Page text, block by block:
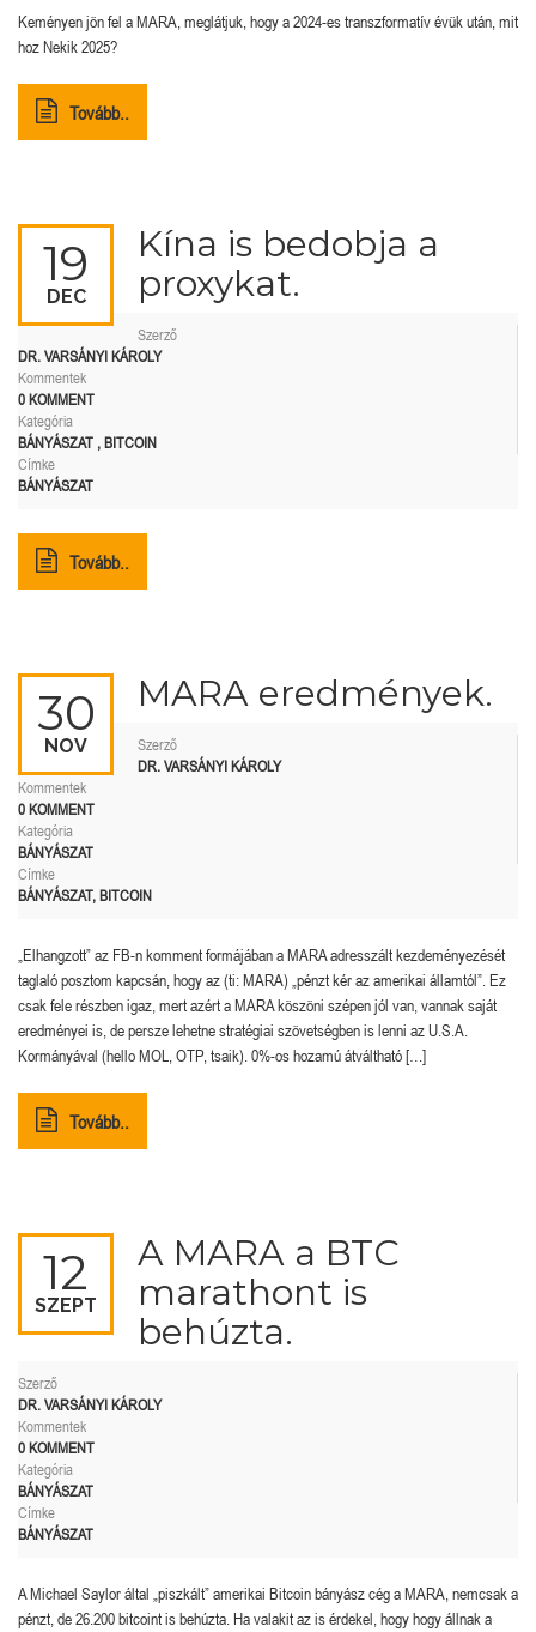
Keményen jön fel a MARA, meglátjuk, hogy a 2024-es transzformatív évük után, mit
hoz Nekik 2025?
Tovább..
19
DEC
Kína is bedobja a
proxykat.
Szerző
DR. VARSÁNYI KÁROLY
Kommentek
0 KOMMENT
Kategória
BÁNYÁSZAT , BITCOIN
Címke
BÁNYÁSZAT
Tovább..
30
NOV
MARA eredmények.
Szerző
DR. VARSÁNYI KÁROLY
Kommentek
0 KOMMENT
Kategória
BÁNYÁSZAT
Címke
BÁNYÁSZAT, BITCOIN
„Elhangzott” az FB-n komment formájában a MARA adresszált kezdeményezését
taglaló posztom kapcsán, hogy az (ti: MARA) „pénzt kér az amerikai államtól”. Ez
csak fele részben igaz, mert azért a MARA köszöni szépen jól van, vannak saját
eredményei is, de persze lehetne stratégiai szövetségben is lenni az U.S.A.
Kormányával (hello MOL, OTP, tsaik). 0%-os hozamú átváltható […]
Tovább..
12
SZEPT
A MARA a BTC
marathont is
behúzta.
Szerző
DR. VARSÁNYI KÁROLY
Kommentek
0 KOMMENT
Kategória
BÁNYÁSZAT
Címke
BÁNYÁSZAT
A Michael Saylor által „piszkált” amerikai Bitcoin bányász cég a MARA, nemcsak a
pénzt, de 26.200 bitcoint is behúzta. Ha valakit az is érdekel, hogy hogy állnak a